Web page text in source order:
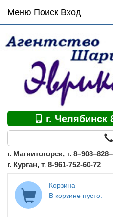
Основное
меню
по
Меню Поиск Вход
г. Челябинск
г. Магнитогорск, т.
г. Курган, т. 8-961-752-60-72
Корзина
В корзине пусто.